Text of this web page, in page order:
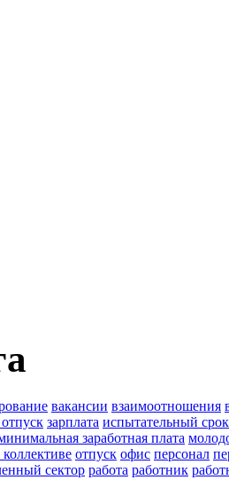
вакансии взаимоотношения
зарплата испытательный срок
заработная плата
отпуск офис персонал
сектор работа работник